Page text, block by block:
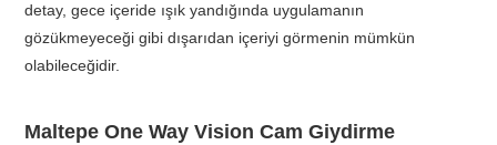
detay, gece içeride ışık yandığında uygulamanın
gözükmeyeceği gibi dışarıdan içeriyi görmenin mümkün
olabileceğidir.
Maltepe One Way Vision Cam Giydirme